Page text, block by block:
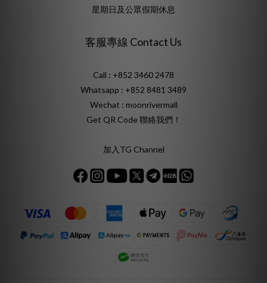
星期日及公眾假期休息
客服專線 Contact Us
Call : +852 3460 2478
Whatsapp : +852 8481 3489
Wechat : moonrivermall
Get QR Code 聯絡我們！
加入TG Channel